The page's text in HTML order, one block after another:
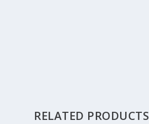
RELATED PRODUCTS